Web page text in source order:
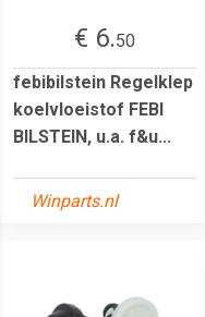
€ 6.50
febibilstein Regelklep
koelvloeistof FEBI
BILSTEIN, u.a. f&u...
Winparts.nl